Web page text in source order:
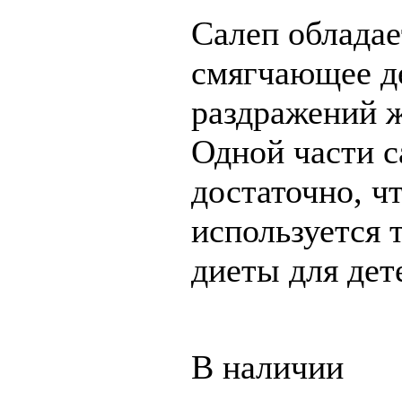
Салеп
смягчающее
раздражений
Одной части
достаточно,
используется
диеты для
В наличии